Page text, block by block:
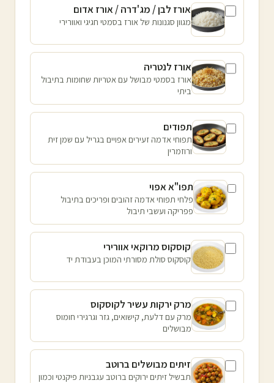
אורז לבן / מג'דרה / אורז אדום
מגוון סגנונות של אורז בסמטי חגיגי ואוורירי
אורז לנטריה
אורז בסמטי מבושל עם אטריות שחומות בתיבול
ביתי
תפודים
תפוחי אדמה זעירים אפויים בגריל עם שמן זית
ורוזמרין
תפו"א אפוי
פלחי תפוחי אדמה זהובים ופריכים בתיבול
פפריקה ועשבי תיבול
קוסקוס מרוקאי אוורירי
קוסקוס סולת מסורתי המוכן בעבודת יד
מרק ירקות עשיר לקוסקוס
מרק עם דלעת, קישואים, גזר וגרגירי חומוס
מבושלים
זיתים מבושלים ברוטב
תבשיל זיתים ירוקים ברוטב עגבניות פיקנטי וכמון